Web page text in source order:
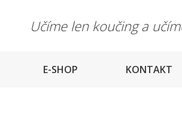
Učíme len koučing a
E-SHOP KONTAKT